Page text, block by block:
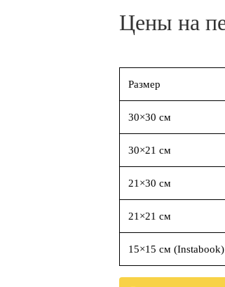
Цены на
Размер
30×30 см
30×21 см
21×30 см
21×21 см
15×15 см (Instabook)